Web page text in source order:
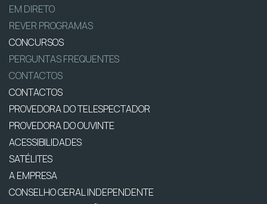
EM DIRETO
REVER PROGRAMAS
CONCURSOS
PERGUNTAS FREQUENTES
CONTACTOS
CONTACTOS
PROVEDORA DO TELESPECTADOR
PROVEDORA DO OUVINTE
ACESSIBILIDADES
SATÉLITES
A EMPRESA
CONSELHO GERAL INDEPENDENTE